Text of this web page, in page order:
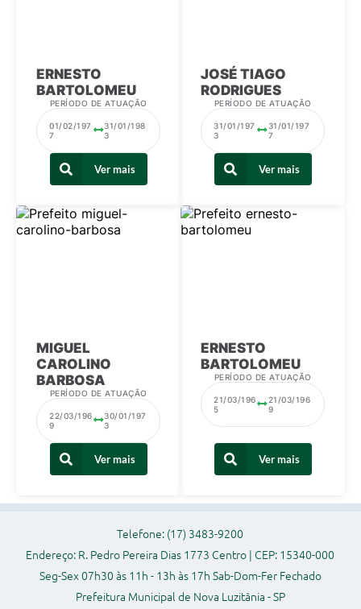
ERNESTO
BARTOLOMEU
PERÍODO DE ATUAÇÃO
01/02/197
7
31/01/198
3
Ver mais
JOSÉ TIAGO
RODRIGUES
PERÍODO DE ATUAÇÃO
31/01/197
3
31/01/197
7
Ver mais
MIGUEL
CAROLINO
BARBOSA
PERÍODO DE ATUAÇÃO
22/03/196
9
30/01/197
3
Ver mais
ERNESTO
BARTOLOMEU
PERÍODO DE ATUAÇÃO
21/03/196
5
21/03/196
9
Ver mais
Telefone: (17) 3483-9200
Endereço: R. Pedro Pereira Dias 1773 Centro | CEP: 15340-000
Seg-Sex 07h30 às 11h - 13h às 17h Sab-Dom-Fer Fechado
Prefeitura Municipal de Nova Luzitânia - SP